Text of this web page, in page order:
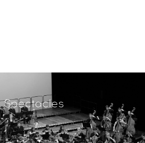
Spectacles